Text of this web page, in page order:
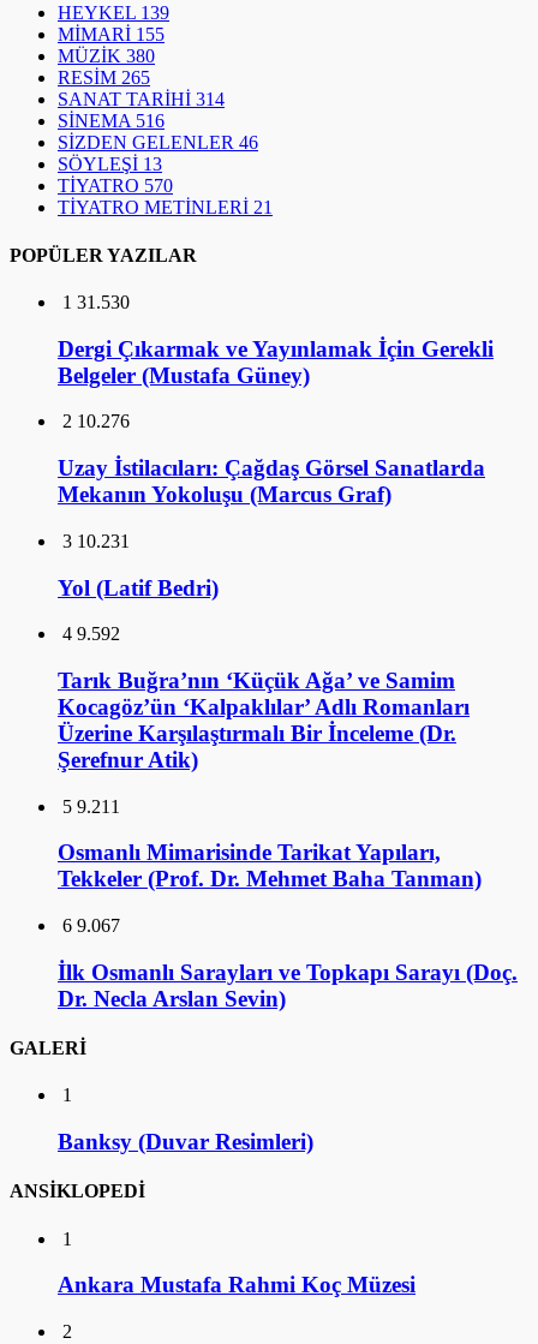
HEYKEL 139
MİMARİ 155
MÜZİK 380
RESİM 265
SANAT TARİHİ 314
SİNEMA 516
SİZDEN GELENLER 46
SÖYLEŞİ 13
TİYATRO 570
TİYATRO METİNLERİ 21
POPÜLER YAZILAR
1 31.530
Dergi Çıkarmak ve Yayınlamak İçin Gerekli
Belgeler (Mustafa Güney)
2 10.276
Uzay İstilacıları: Çağdaş Görsel Sanatlarda
Mekanın Yokoluşu (Marcus Graf)
3 10.231
Yol (Latif Bedri)
4 9.592
Tarık Buğra’nın ‘Küçük Ağa’ ve Samim
Kocagöz’ün ‘Kalpaklılar’ Adlı Romanları
Üzerine Karşılaştırmalı Bir İnceleme (Dr.
Şerefnur Atik)
5 9.211
Osmanlı Mimarisinde Tarikat Yapıları,
Tekkeler (Prof. Dr. Mehmet Baha Tanman)
6 9.067
İlk Osmanlı Sarayları ve Topkapı Sarayı (Doç.
Dr. Necla Arslan Sevin)
GALERİ
1
Banksy (Duvar Resimleri)
ANSİKLOPEDİ
1
Ankara Mustafa Rahmi Koç Müzesi
2